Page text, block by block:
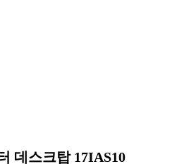
데스크탑 17IAS10